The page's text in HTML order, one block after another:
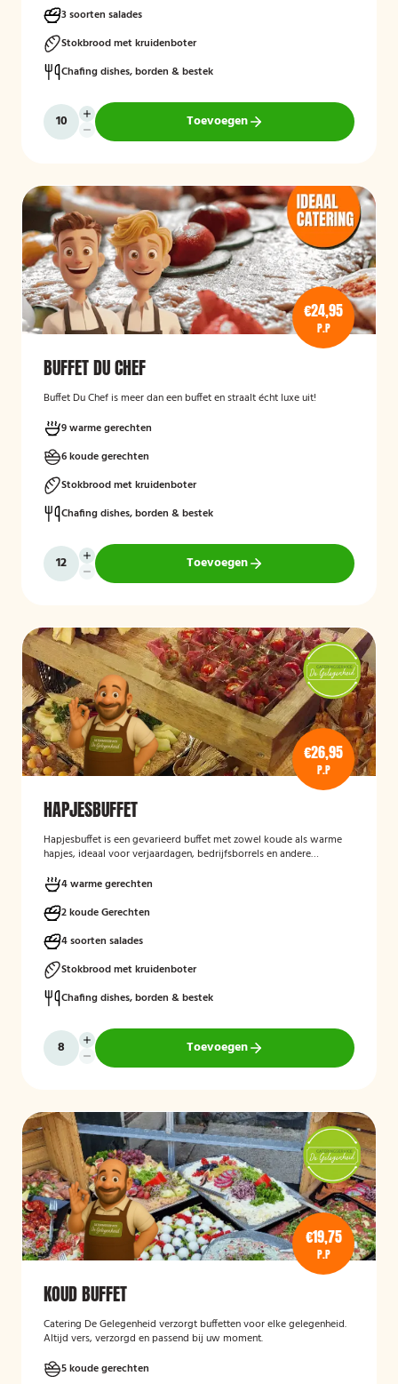
3 soorten salades
Stokbrood met kruidenboter
Chafing dishes, borden & bestek
Toevoegen
€24,95
P.P
BUFFET DU CHEF
Buffet Du Chef is meer dan een buffet en straalt écht luxe uit!
9 warme gerechten
6 koude gerechten
Stokbrood met kruidenboter
Chafing dishes, borden & bestek
Toevoegen
€26,95
P.P
HAPJESBUFFET
Hapjesbuffet is een gevarieerd buffet met zowel koude als warme
hapjes, ideaal voor verjaardagen, bedrijfsborrels en andere
smaakvolle manier om gasten te laten genieten van verschillende
kleine gerechten, zonder een traditioneel diner te serveren.
4 warme gerechten
2 koude Gerechten
4 soorten salades
Stokbrood met kruidenboter
Chafing dishes, borden & bestek
Toevoegen
€19,75
P.P
KOUD BUFFET
Catering De Gelegenheid verzorgt buffetten voor elke gelegenheid.
Altijd vers, verzorgd en passend bij uw moment.
5 koude gerechten